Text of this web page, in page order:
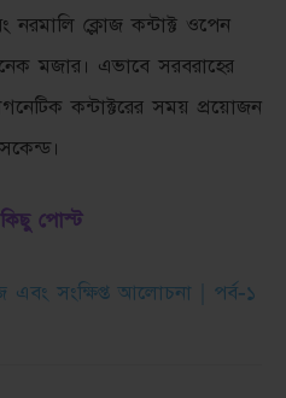
ক্লোজ কন্টাক্ট ওপেন
মজার। এভাবে সরবরাহের
কন্টাক্টরের সময় প্রয়োজন
পোস্ট
এবং সংক্ষিপ্ত আলোচনা | পর্ব-১